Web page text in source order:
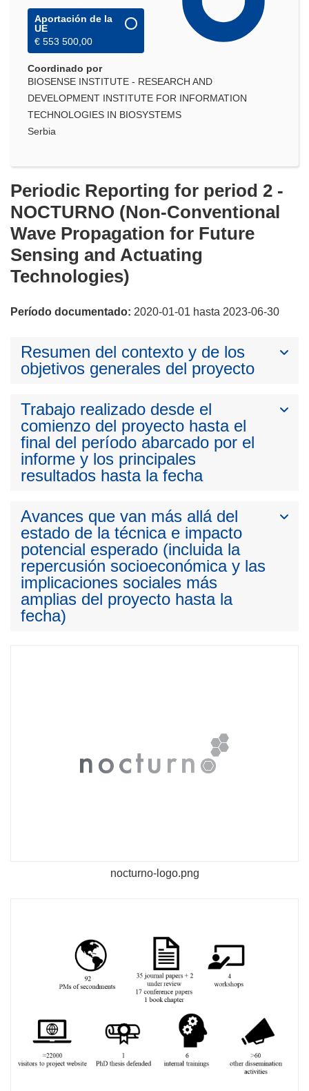
Aportación de la
UE
€ 553 500,00
Coordinado por
BIOSENSE INSTITUTE - RESEARCH AND
DEVELOPMENT INSTITUTE FOR INFORMATION
TECHNOLOGIES IN BIOSYSTEMS
Serbia
Periodic Reporting for period 2 -
NOCTURNO (Non-Conventional
Wave Propagation for Future
Sensing and Actuating
Technologies)
Período documentado: 2020-01-01 hasta 2023-06-30
Resumen del contexto y de los
objetivos generales del proyecto
Trabajo realizado desde el
comienzo del proyecto hasta el
final del período abarcado por el
informe y los principales
resultados hasta la fecha
Avances que van más allá del
estado de la técnica e impacto
potencial esperado (incluida la
repercusión socioeconómica y las
implicaciones sociales más
amplias del proyecto hasta la
fecha)
nocturno-logo.png